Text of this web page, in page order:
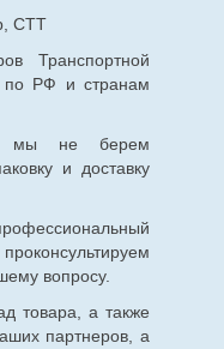
СТТ
Транспортной
по РФ и странам
мы не берем
и доставку
вопросу.
товара, а также
партнеров, а